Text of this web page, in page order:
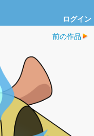
ログイン
前の作品